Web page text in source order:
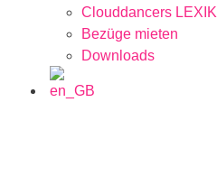
Clouddancers
Bezüge mieten
Downloads